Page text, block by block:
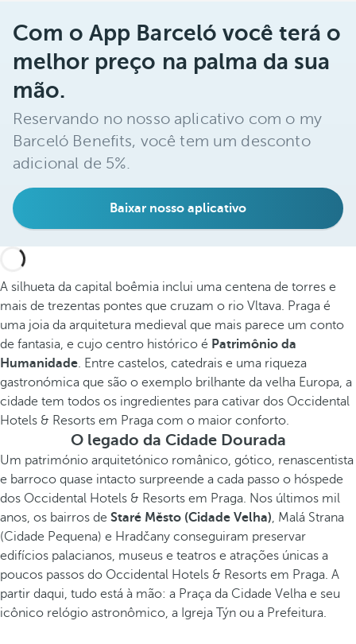
Com o App Barceló você terá o
melhor preço na palma da sua
mão.
Reservando no nosso aplicativo com o my
Barceló Benefits, você tem um desconto
adicional de 5%.
Baixar nosso aplicativo
A silhueta da capital boêmia inclui uma centena de torres e
mais de trezentas pontes que cruzam o rio Vltava. Praga é
uma joia da arquitetura medieval que mais parece um conto
de fantasia, e cujo centro histórico é Patrimônio da
Humanidade. Entre castelos, catedrais e uma riqueza
gastronómica que são o exemplo brilhante da velha Europa, a
cidade tem todos os ingredientes para cativar dos Occidental
Hotels & Resorts em Praga com o maior conforto.
O legado da Cidade Dourada
Um património arquitetónico românico, gótico, renascentista
e barroco quase intacto surpreende a cada passo o hóspede
dos Occidental Hotels & Resorts em Praga. Nos últimos mil
anos, os bairros de Staré Město (Cidade Velha), Malá Strana
(Cidade Pequena) e Hradčany conseguiram preservar
edifícios palacianos, museus e teatros e atrações únicas a
poucos passos do Occidental Hotels & Resorts em Praga. A
partir daqui, tudo está à mão: a Praça da Cidade Velha e seu
icônico relógio astronômico, a Igreja Týn ou a Prefeitura.